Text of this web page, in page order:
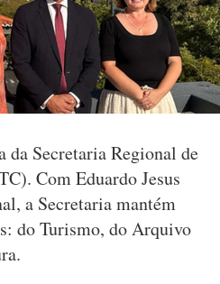
da Secretaria Regional de
Com Eduardo Jesus
a Secretaria mantém
do Turismo, do Arquivo